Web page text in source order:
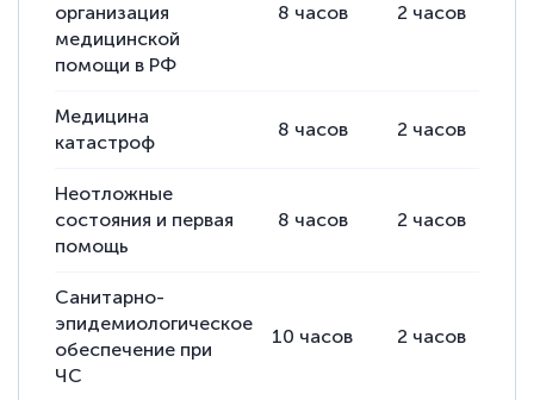
полезных материалов помогли
подготовиться к тестированию. Это
статьи. Времени на подготовку
аттестацию в школе. Спасибо!
Евгения Коротких
Знаток города 2 уровня
организация
медицинской
помощи в РФ
8 часов 2 часов
Медицина
катастроф
8 часов 2 часов
Неотложные
состояния и первая
помощь
8 часов 2 часов
Санитарно-
эпидемиологическое
обеспечение при
ЧС
10 часов 2 часов